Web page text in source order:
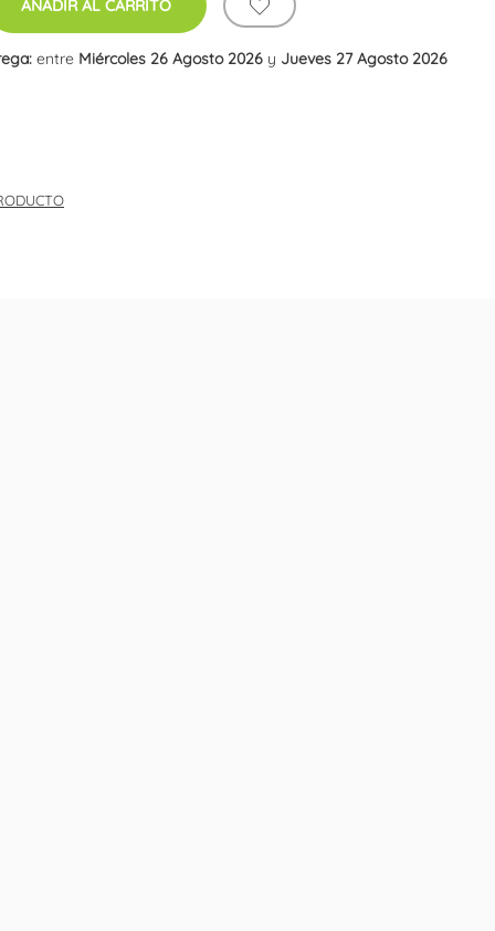
AÑADIR AL CARRITO
entre Miércoles 26 Agosto 2026 y Jueves 27 Agosto 2026